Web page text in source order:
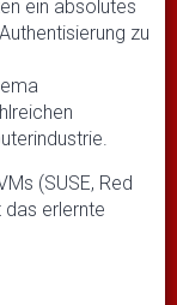
ein absolutes
zu
(SUSE, Red
das erlernte